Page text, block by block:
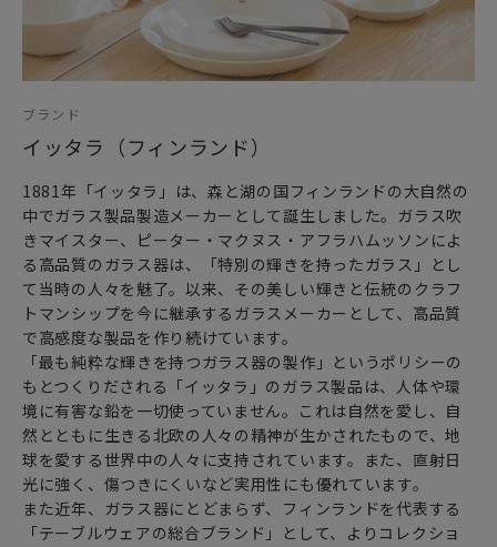
ブランド
イッタラ（フィンランド）
1881年「イッタラ」は、森と湖の国フィンランドの大自然の
中でガラス製品製造メーカーとして誕生しました。ガラス吹
きマイスター、ピーター・マクヌス・アフラハムッソンによ
る高品質のガラス器は、「特別の輝きを持ったガラス」とし
て当時の人々を魅了。以来、その美しい輝きと伝統のクラフ
トマンシップを今に継承するガラスメーカーとして、高品質
で高感度な製品を作り続けています。
「最も純粋な輝きを持つガラス器の製作」というポリシーの
もとつくりだされる「イッタラ」のガラス製品は、人体や環
境に有害な鉛を一切使っていません。これは自然を愛し、自
然とともに生きる北欧の人々の精神が生かされたもので、地
球を愛する世界中の人々に支持されています。また、直射日
光に強く、傷つきにくいなど実用性にも優れています。
また近年、ガラス器にとどまらず、フィンランドを代表する
「テーブルウェアの総合ブランド」として、よりコレクショ